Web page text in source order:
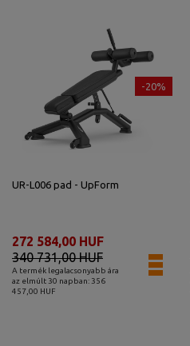
-20%
UR-L006 pad - UpForm
A termék legalacsonyabb ára
az elmúlt 30 napban: 356
457,00 HUF
340 731,00 HUF
272 584,00 HUF